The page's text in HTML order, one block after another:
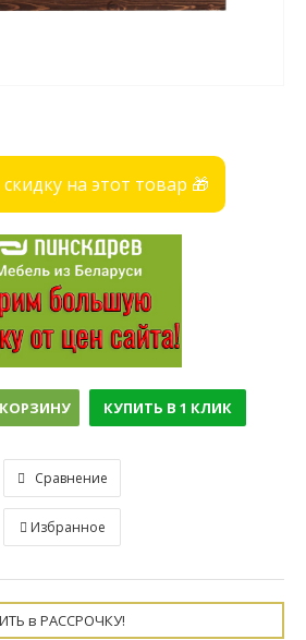
на этот товар 🎁
КУПИТЬ В 1 КЛИК
Сравнение
Избранное
в РАССРОЧКУ!